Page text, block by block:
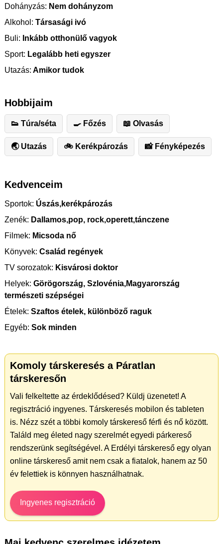
Dohányzás: Nem dohányzom
Alkohol: Társasági ivó
Buli: Inkább otthonülő vagyok
Sport: Legalább heti egyszer
Utazás: Amikor tudok
Hobbijaim
👟 Túra/séta 🍳 Főzés 📖 Olvasás
🌏 Utazás 🚲 Kerékpározás 📸 Fényképezés
Kedvenceim
Sportok: Úszás,kerékpározás
Zenék: Dallamos,pop, rock,operett,tánczene
Filmek: Micsoda nő
Könyvek: Család regények
TV sorozatok: Kisvárosi doktor
Helyek: Görögország, Szlovénia,Magyarország
természeti szépségei
Ételek: Szaftos ételek, különböző raguk
Egyéb: Sok minden
Komoly társkeresés a Páratlan
társkeresőn
Vali felkeltette az érdeklődésed? Küldj üzenetet! A
regisztráció ingyenes. Társkeresés mobilon és tableten
is. Nézz szét a többi komoly társkereső férfi és nő között.
Találd meg életed nagy szerelmét egyedi párkereső
rendszerünk segítségével. A Erdélyi társkereső egy olyan
online társkereső amit nem csak a fiatalok, hanem az 50
év felettiek is könnyen használhatnak.
Ingyenes regisztráció